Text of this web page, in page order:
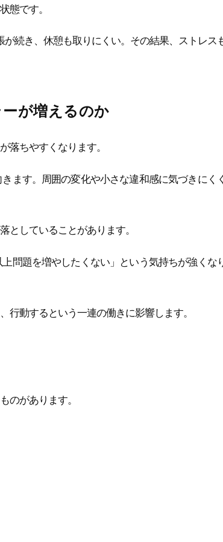
態です。
続き、休憩も取りにくい。その結果、ストレス
が増えるのか
落ちやすくなります。
ます。周囲の変化や小さな違和感に気づきにく
としていることがあります。
問題を増やしたくない」という気持ちが強くなり
行動するという一連の働きに影響します。
のがあります。